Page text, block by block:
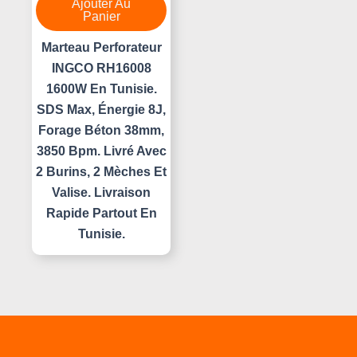
Ajouter Au
Panier
Marteau Perforateur
INGCO RH16008
1600W En Tunisie.
SDS Max, Énergie 8J,
Forage Béton 38mm,
3850 Bpm. Livré Avec
2 Burins, 2 Mèches Et
Valise. Livraison
Rapide Partout En
Tunisie.